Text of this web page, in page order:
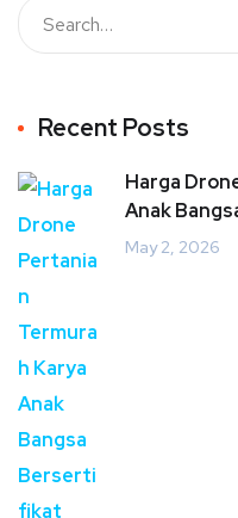
Recent Posts
Harga
Anak
May 2, 2026